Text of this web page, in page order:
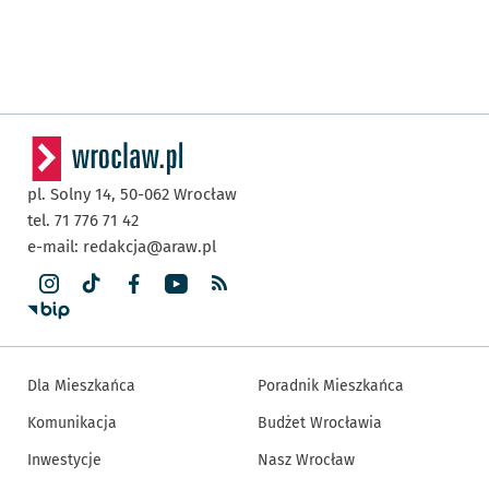
pl. Solny 14, 50-062 Wrocław
tel. 71 776 71 42
e-mail: redakcja@araw.pl
Dla Mieszkańca
Komunikacja
Inwestycje
Poradnik Mieszkańca
Budżet Wrocławia
Nasz Wrocław